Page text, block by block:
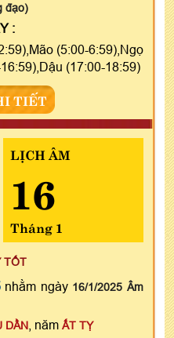
đạo)
:
(5:00-6:59),Ngọ
(17:00-18:59)
TIẾT
LỊCH ÂM
16
Tháng 1
TỐT
nhằm ngày 16/1/2025 Âm
DẦN , năm ẤT TỴ